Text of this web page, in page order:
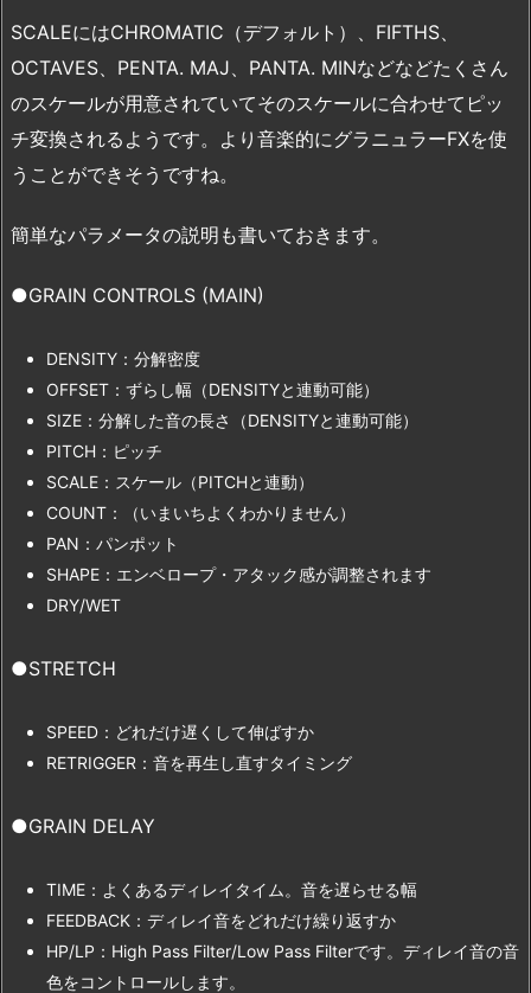
SCALEにはCHROMATIC（デフォルト）、FIFTHS、
OCTAVES、PENTA. MAJ、PANTA. MINなどなどたくさん
のスケールが用意されていてそのスケールに合わせてピッ
チ変換されるようです。より音楽的にグラニュラーFXを使
うことができそうですね。
簡単なパラメータの説明も書いておきます。
●GRAIN CONTROLS (MAIN)
DENSITY：分解密度
OFFSET：ずらし幅（DENSITYと連動可能）
SIZE：分解した音の長さ（DENSITYと連動可能）
PITCH：ピッチ
SCALE：スケール（PITCHと連動）
COUNT：（いまいちよくわかりません）
PAN：パンポット
SHAPE：エンベロープ・アタック感が調整されます
DRY/WET
●STRETCH
SPEED：どれだけ遅くして伸ばすか
RETRIGGER：音を再生し直すタイミング
●GRAIN DELAY
TIME：よくあるディレイタイム。音を遅らせる幅
FEEDBACK：ディレイ音をどれだけ繰り返すか
HP/LP：High Pass Filter/Low Pass Filterです。ディレイ音の音
色をコントロールします。